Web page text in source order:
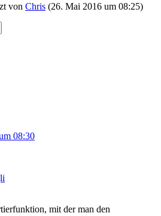
von Chris (26. Mai 2016 um 08:25)
08:30
mit der man den